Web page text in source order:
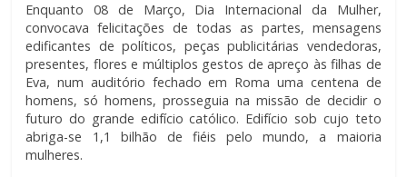
Enquanto 08 de Março, Dia Internacional da Mulher,
convocava felicitações de todas as partes, mensagens
edificantes de políticos, peças publicitárias vendedoras,
presentes, flores e múltiplos gestos de apreço às filhas de
Eva, num auditório fechado em Roma uma centena de
homens, só homens, prosseguia na missão de decidir o
futuro do grande edifício católico. Edifício sob cujo teto
abriga-se 1,1 bilhão de fiéis pelo mundo, a maioria
mulheres.